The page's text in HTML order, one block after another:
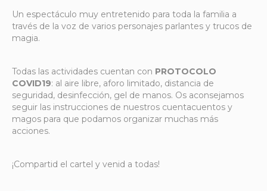
Un espectáculo muy entretenido para toda la familia a
través de la voz de varios personajes parlantes y trucos de
magia.
Todas las actividades cuentan con PROTOCOLO
COVID19: al aire libre, aforo limitado, distancia de
seguridad, desinfección, gel de manos. Os aconsejamos
seguir las instrucciones de nuestros cuentacuentos y
magos para que podamos organizar muchas más
acciones.
¡Compartid el cartel y venid a todas!